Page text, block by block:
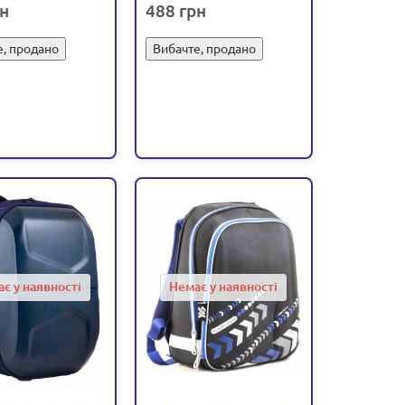
спинка
3D
(С 36177)
продано
ортопедичне (С
36183)
488
Вибачте, продано
у наявності Немає у наявності